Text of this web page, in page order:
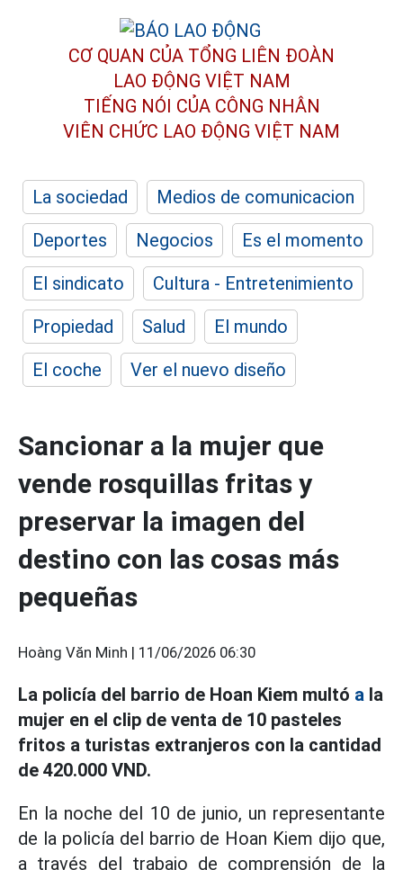
CƠ QUAN CỦA TỔNG LIÊN ĐOÀN
LAO ĐỘNG VIỆT NAM
TIẾNG NÓI CỦA CÔNG NHÂN
VIÊN CHỨC LAO ĐỘNG VIỆT NAM
La sociedad
Medios de comunicacion
Deportes
Negocios
Es el momento
El sindicato
Cultura - Entretenimiento
Propiedad
Salud
El mundo
El coche
Ver el nuevo diseño
Sancionar a la mujer que
vende rosquillas fritas y
preservar la imagen del
destino con las cosas más
pequeñas
Hoàng Văn Minh | 11/06/2026 06:30
La policía del barrio de Hoan Kiem multó a la
mujer en el clip de venta de 10 pasteles
fritos a turistas extranjeros con la cantidad
de 420.000 VND.
En la noche del 10 de junio, un representante
de la policía del barrio de Hoan Kiem dijo que,
a través del trabajo de comprensión de la